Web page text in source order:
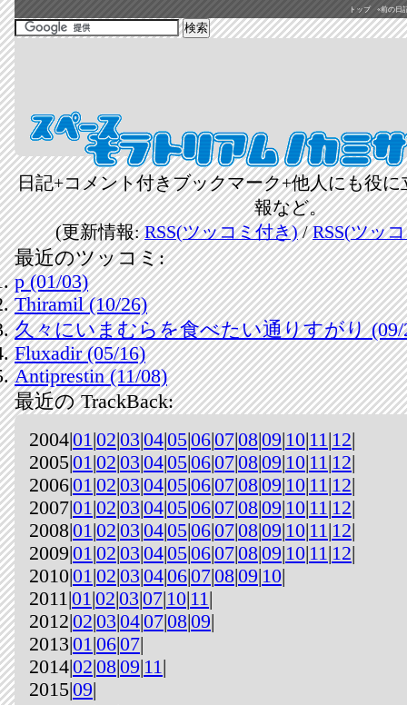
トップ «前の日
日記+コメント付きブックマーク+他人にも役
報など。
(更新情報:RSS(ツッコミ付き)/RSS(ツッ
最近のツッコミ:
p (01/03)
Thiramil (10/26)
久々にいまむらを食べたい通りすがり (09/
Fluxadir (05/16)
Antiprestin (11/08)
最近の TrackBack:
2004|01|02|03|04|05|06|07|08|09|10|11|12|
2005|01|02|03|04|05|06|07|08|09|10|11|12|
2006|01|02|03|04|05|06|07|08|09|10|11|12|
2007|01|02|03|04|05|06|07|08|09|10|11|12|
2008|01|02|03|04|05|06|07|08|09|10|11|12|
2009|01|02|03|04|05|06|07|08|09|10|11|12|
2010|01|02|03|04|06|07|08|09|10|
2011|01|02|03|07|10|11|
2012|02|03|04|07|08|09|
2013|01|06|07|
2014|02|08|09|11|
2015|09|